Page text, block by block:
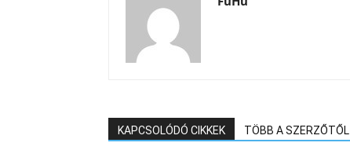
KAPCSOLÓDÓ CIKKEK TÖBB A SZERZŐTŐL